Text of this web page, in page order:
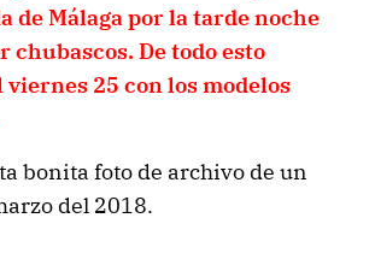
de Málaga por la tarde noche
chubascos. De todo esto
25 con los modelos
bonita foto de archivo de un
del 2018.